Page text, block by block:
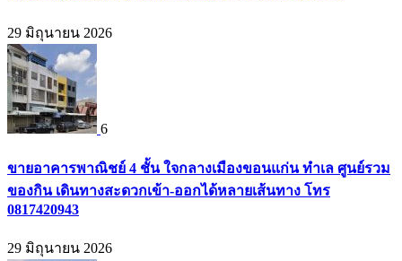
29 มิถุนายน 2026
6
ขายอาคารพาณิชย์ 4 ชั้น ใจกลางเมืองขอนแก่น ทำเล ศูนย์รวม
ของกิน เดินทางสะดวกเข้า-ออกได้หลายเส้นทาง โทร
0817420943
29 มิถุนายน 2026